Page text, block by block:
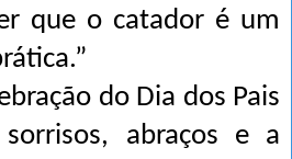
que o catador é um
do Dia dos Pais
abraços e a